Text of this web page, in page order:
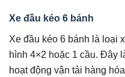
Xe đầu kéo 6 bánh
Xe đầu kéo 6 bánh là loại
hình 4×2 hoặc 1 cầu. Đây
hoạt động vận tải hàng